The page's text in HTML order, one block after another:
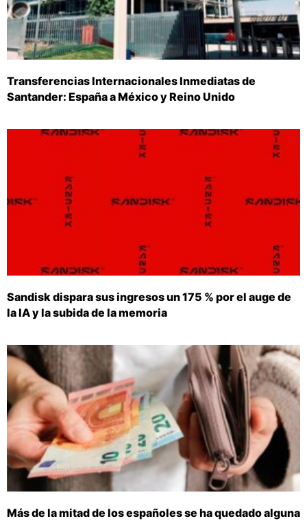
Transferencias Internacionales Inmediatas de
Santander: España a México y Reino Unido
Sandisk dispara sus ingresos un 175 % por el auge de
la IA y la subida de la memoria
Más de la mitad de los españoles se ha quedado alguna